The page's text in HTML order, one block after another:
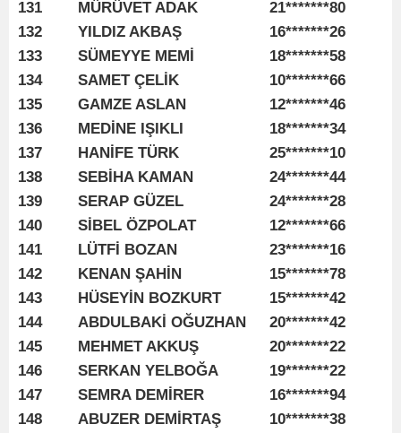
131 MÜRÜVET ADAK
21*******80
132
YILDIZ AKBAŞ
16*******26
133
SÜMEYYE MEMİ
18*******58
134
SAMET ÇELİK
10*******66
135
GAMZE ASLAN
12*******46
136
MEDİNE IŞIKLI
18*******34
137
HANİFE TÜRK
25*******10
138
SEBİHA KAMAN
24*******44
139
SERAP GÜZEL
24*******28
140
SİBEL ÖZPOLAT
12*******66
141
LÜTFİ BOZAN
23*******16
142
KENAN ŞAHİN
15*******78
143
HÜSEYİN BOZKURT
15*******42
144
ABDULBAKİ OĞUZHAN
20*******42
145
MEHMET AKKUŞ
20*******22
146
SERKAN YELBOĞA
19*******22
147
SEMRA DEMİRER
16*******94
148
ABUZER DEMİRTAŞ
10*******38